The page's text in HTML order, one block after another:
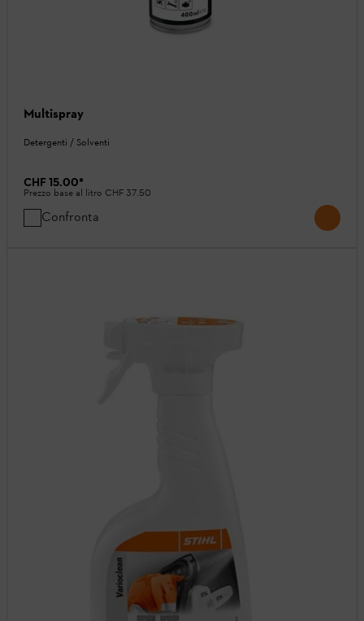
Multispray
Detergenti / Solventi
CHF 15.00*
Prezzo base al litro CHF 37.50
Confronta